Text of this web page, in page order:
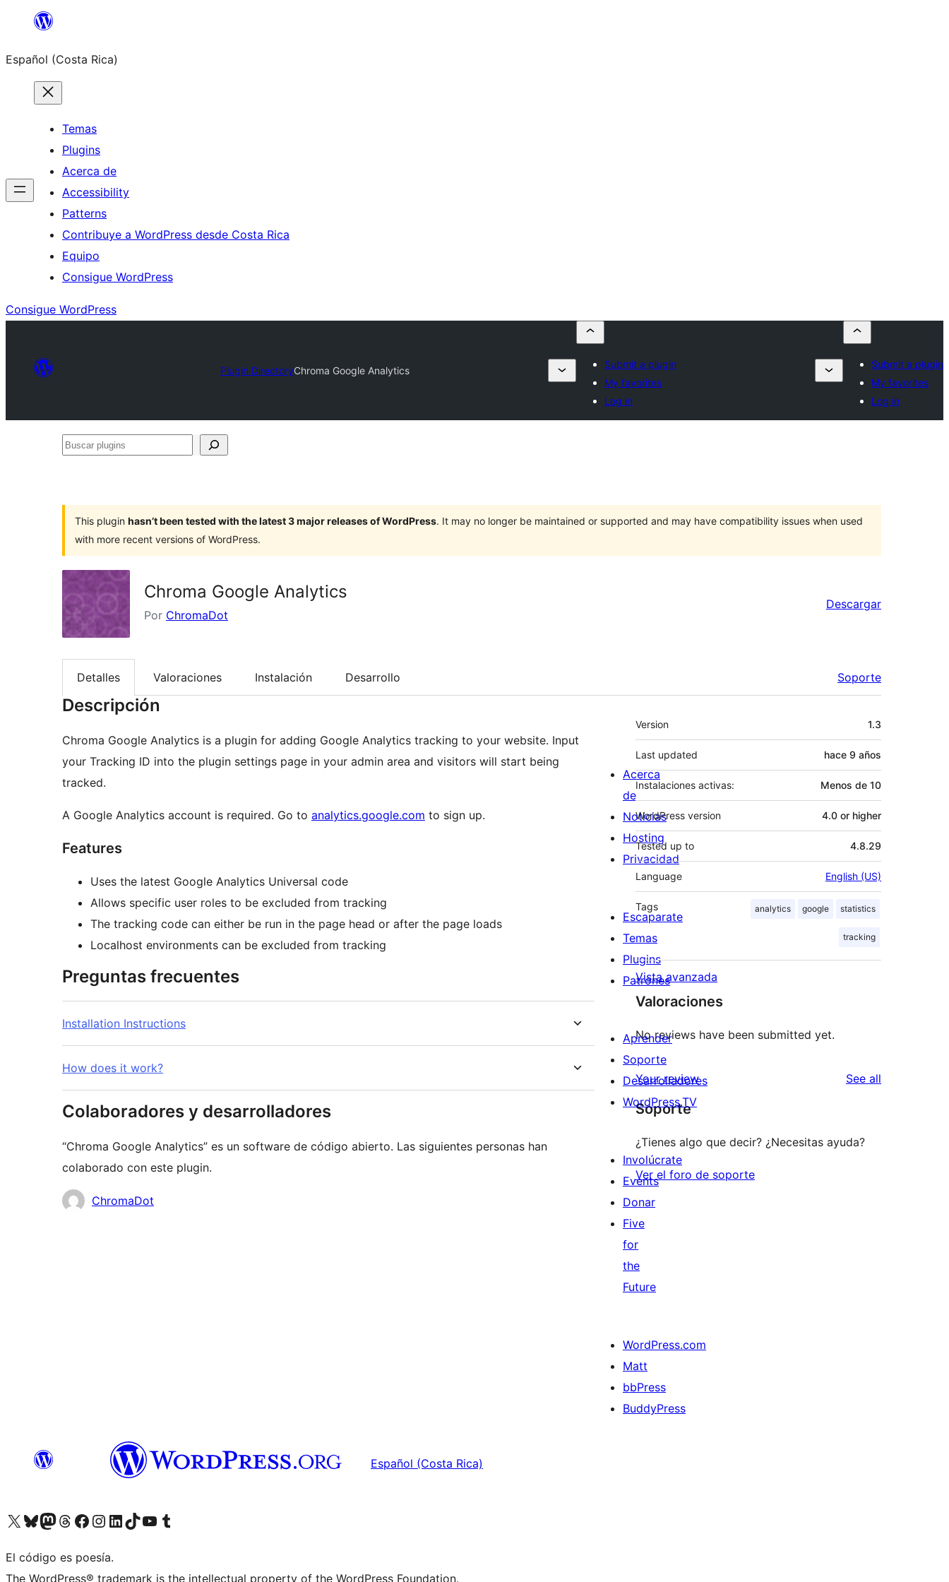
Saltar
contenido
Español (Costa Rica)
Temas
Plugins
Acerca de
Accessibility
Patterns
Contribuye a WordPress desde Costa Rica
Equipo
Consigue WordPress
Consigue WordPress
Plugin DirectoryChroma Google Analytics
Submit a plugin
My favorites
Log in
Submit a plugin
My favorites
Log in
Buscar
This plugin hasn’t been tested with the latest 3 major releases of WordPress. It may no longer be maintained or supported and may have compatibility issues when used
with more recent versions of WordPress.
Chroma Google Analytics
Por ChromaDot
Descargar
Detalles Valoraciones Instalación Desarrollo Soporte
Descripción
Chroma Google Analytics is a plugin for adding Google Analytics tracking to your website. Input
your Tracking ID into the plugin settings page in your admin area and visitors will start being
tracked.
A Google Analytics account is required. Go to analytics.google.com to sign up.
Features
Uses the latest Google Analytics Universal code
Allows specific user roles to be excluded from tracking
The tracking code can either be run in the page head or after the page loads
Localhost environments can be excluded from tracking
Preguntas frecuentes
Installation Instructions
How does it work?
Colaboradores y desarrolladores
“Chroma Google Analytics” es un software de código abierto. Las siguientes personas han
colaborado con este plugin.
Colaboradores
ChromaDot
Meta
Version 1.3
Last updated hace 9 años
Instalaciones activas: Menos de 10
WordPress version 4.0 or higher
Tested up to 4.8.29
Language English (US)
Tags analytics google statistics
tracking
Vista avanzada
Valoraciones
No reviews have been submitted yet.
Your review See all
Soporte
¿Tienes algo que decir? ¿Necesitas ayuda?
Ver el foro de soporte
Acerca
de
Noticias
Hosting
Privacidad
Escaparate
Temas
Plugins
Patrones
Aprender
Soporte
Desarrolladores
WordPress.TV
Involúcrate
Events
Donar
Five
for
the
Future
WordPress.com
Matt
bbPress
BuddyPress
Español (Costa Rica)
Visit our X (formerly Twitter) account
Visit our Bluesky account
Visita nuestra cuenta de Twitter
Visit our Threads account
Visita nuestra página de Facebook
Visite nuestra cuenta de Instagram
Visit our LinkedIn account
Visit our TikTok account
Visit our YouTube channel
Visit our Tumblr account
El código es poesía.
The WordPress® trademark is the intellectual property of the WordPress Foundation.